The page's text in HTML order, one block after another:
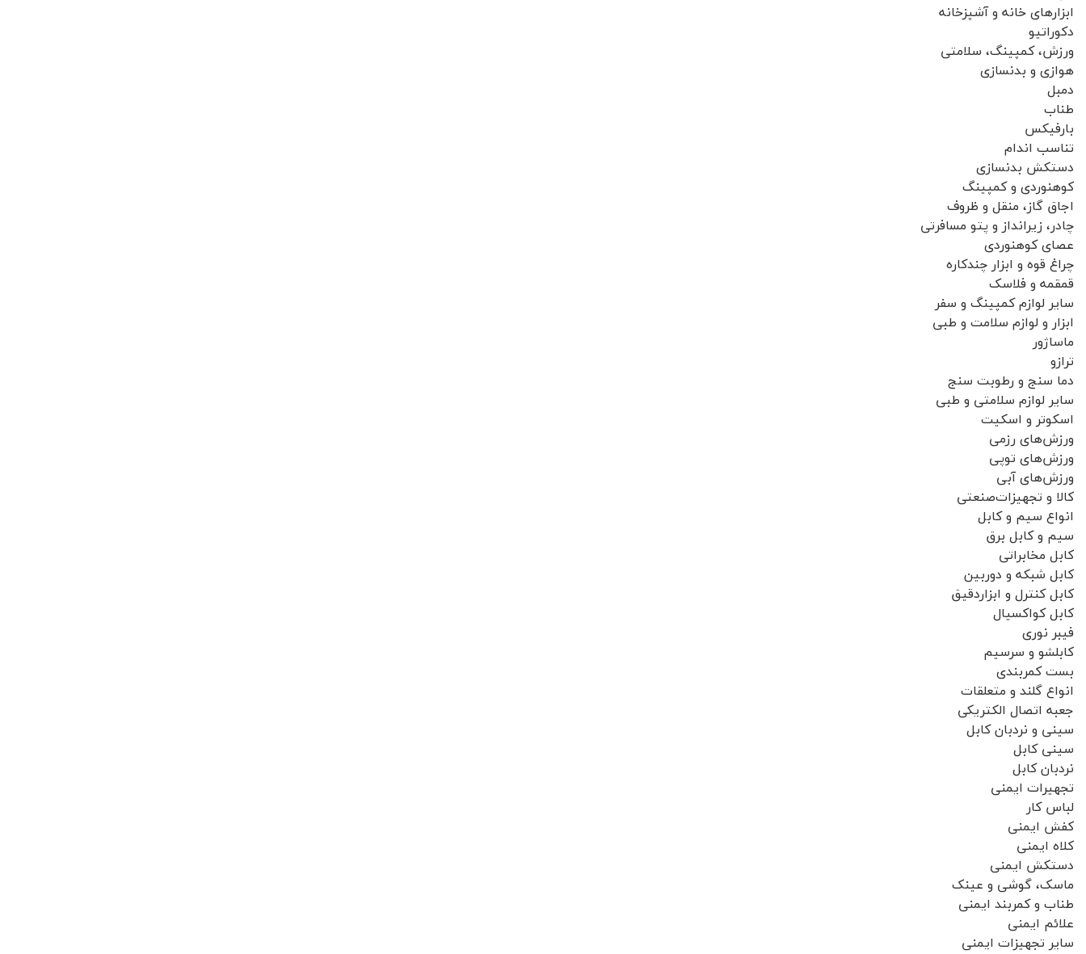
ابزارهای خانه و آشپزخانه
دکوراتیو
ورزش، کمپینگ، سلامتی
هوازی و بدنسازی
دمبل
طناب
بارفیکس
تناسب اندام
دستکش بدنسازی
کوهنوردی و کمپینگ
اجاق گاز، منقل و ظروف
چادر، زیرانداز و پتو مسافرتی
عصای کوهنوردی
چراغ قوه و ابزار چندکاره
قمقمه و فلاسک
سایر لوازم کمپینگ و سفر
ابزار و لوازم سلامت و طبی
ماساژور
ترازو
دما سنج و رطوبت سنج
سایر لوازم سلامتی و طبی
اسکوتر و اسکیت
ورزش‌های رزمی
ورزش‌های توپی
ورزش‌های آبی
کالا و تجهیزات‌صنعتی
انواع سیم و کابل
سیم و کابل برق
کابل مخابراتی
کابل شبکه و دوربین
کابل کنترل و ابزاردقیق
کابل کواکسیال
فیبر نوری
کابلشو و سرسیم
بست کمربندی
انواع گلند و متعلقات
جعبه اتصال الکتریکی
سینی و نردبان کابل
سینی کابل
نردبان کابل
تجهیرات ایمنی
لباس کار
کفش ایمنی
کلاه ایمنی
دستکش ایمنی
ماسک، گوشی و عینک
طناب و کمربند ایمنی
علائم ایمنی
سایر تجهیزات ایمنی